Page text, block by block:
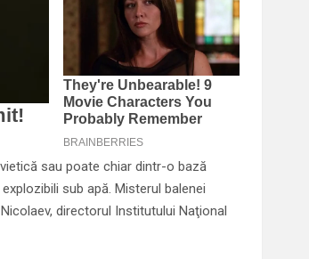
sau poate chiar dintr-o bază
sub apă. Misterul balenei
directorul Institutului Naţional